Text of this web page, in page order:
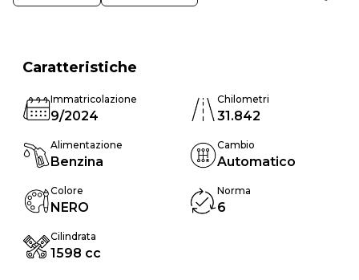
Caratteristiche
Immatricolazione
9/2024
Chilometri
31.842
Alimentazione
Benzina
Cambio
Automatico
Colore
NERO
Norma
6
Cilindrata
1598 cc